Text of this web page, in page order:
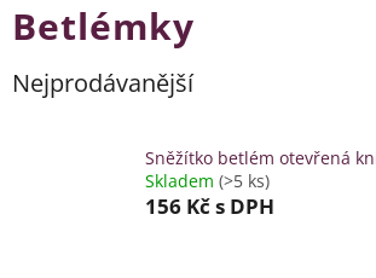
Betlémky
Nejprodávanější
Sněžítko betlém otevřená
Skladem (>5 ks)
156 Kčs DPH